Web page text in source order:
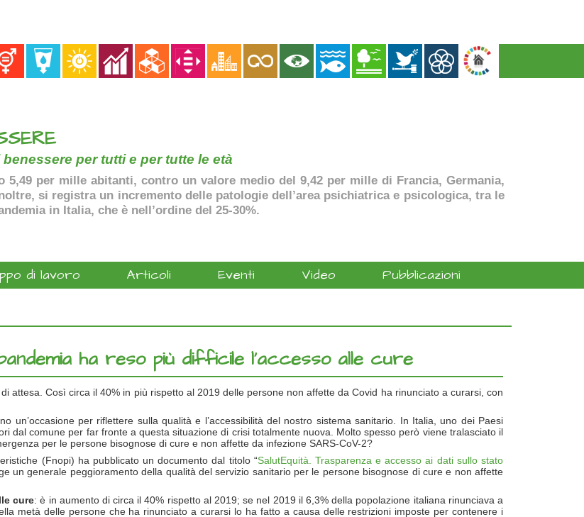
per tutti e per tutte le età
per mille abitanti, contro un valore medio del 9,42 per mille di Francia, Germania,
si registra un incremento delle patologie dell’area psichiatrica e psicologica, tra le
in Italia, che è nell’ordine del 25-30%.
di lavoro Articoli Eventi Video Pubblicazioni
ha reso più difficile l’accesso alle cure
attesa. Così circa il 40% in più rispetto al 2019 delle persone non affette da Covid ha rinunciato a curarsi, con
un’occasione per riflettere sulla qualità e l’accessibilità del nostro sistema sanitario. In Italia, uno dei Paesi
dal comune per far fronte a questa situazione di crisi totalmente nuova. Molto spesso però viene tralasciato il
per le persone bisognose di cure e non affette da infezione SARS-CoV-2?
(Fnopi) ha pubblicato un documento dal titolo “SalutEquità. Trasparenza e accesso ai dati sullo stato
un generale peggioramento della qualità del servizio sanitario per le persone bisognose di cure e non affette
cure: è in aumento di circa il 40% rispetto al 2019; se nel 2019 il 6,3% della popolazione italiana rinunciava a
metà delle persone che ha rinunciato a curarsi lo ha fatto a causa delle restrizioni imposte per contenere i